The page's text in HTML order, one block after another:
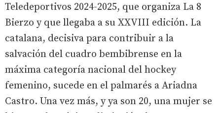
Teledeportivos 2024-2025, que organiza La 8
Bierzo y que llegaba a su XXVIII edición. La
catalana, decisiva para contribuir a la
salvación del cuadro bembibrense en la
máxima categoría nacional del hockey
femenino, sucede en el palmarés a Ariadna
Castro. Una vez más, y ya son 20, una mujer se